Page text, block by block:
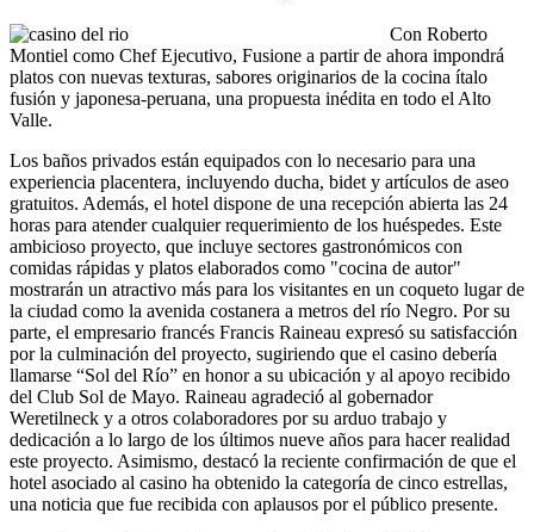
Con Roberto
Montiel como Chef Ejecutivo, Fusione a partir de ahora impondrá
platos con nuevas texturas, sabores originarios de la cocina ítalo
fusión y japonesa-peruana, una propuesta inédita en todo el Alto
Valle.
Los baños privados están equipados con lo necesario para una
experiencia placentera, incluyendo ducha, bidet y artículos de aseo
gratuitos. Además, el hotel dispone de una recepción abierta las 24
horas para atender cualquier requerimiento de los huéspedes. Este
ambicioso proyecto, que incluye sectores gastronómicos con
comidas rápidas y platos elaborados como "cocina de autor"
mostrarán un atractivo más para los visitantes en un coqueto lugar de
la ciudad como la avenida costanera a metros del río Negro. Por su
parte, el empresario francés Francis Raineau expresó su satisfacción
por la culminación del proyecto, sugiriendo que el casino debería
llamarse “Sol del Río” en honor a su ubicación y al apoyo recibido
del Club Sol de Mayo. Raineau agradeció al gobernador
Weretilneck y a otros colaboradores por su arduo trabajo y
dedicación a lo largo de los últimos nueve años para hacer realidad
este proyecto. Asimismo, destacó la reciente confirmación de que el
hotel asociado al casino ha obtenido la categoría de cinco estrellas,
una noticia que fue recibida con aplausos por el público presente.